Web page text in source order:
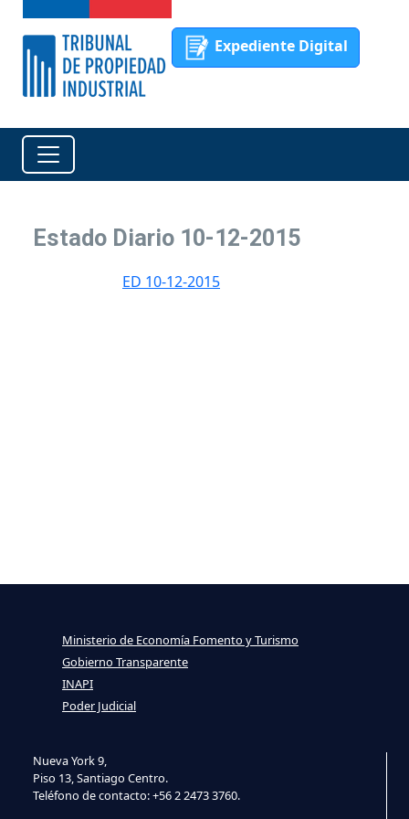
Expediente Digital
Estado Diario 10-12-2015
ED 10-12-2015
Nueva York 9,
Piso 13, Santiago Centro.
Teléfono de contacto: +56 2 2473 3760.
Ministerio de Economía Fomento y Turismo
Gobierno Transparente
INAPI
Poder Judicial